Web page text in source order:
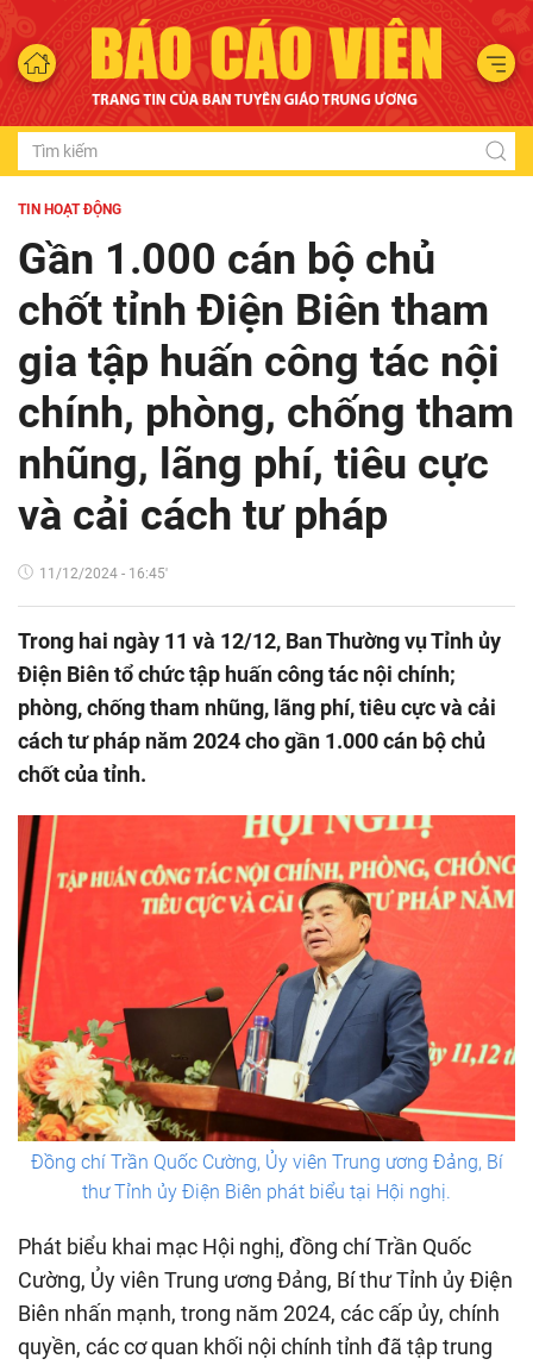
TIN HOẠT ĐỘNG
Gần 1.000 cán bộ chủ
chốt tỉnh Điện Biên tham
gia tập huấn công tác nội
chính, phòng, chống tham
nhũng, lãng phí, tiêu cực
và cải cách tư pháp
11/12/2024 - 16:45'
Trong hai ngày 11 và 12/12, Ban Thường vụ Tỉnh ủy
Điện Biên tổ chức tập huấn công tác nội chính;
phòng, chống tham nhũng, lãng phí, tiêu cực và cải
cách tư pháp năm 2024 cho gần 1.000 cán bộ chủ
chốt của tỉnh.
Đồng chí Trần Quốc Cường, Ủy viên Trung ương Đảng, Bí
thư Tỉnh ủy Điện Biên phát biểu tại Hội nghị.
Phát biểu khai mạc Hội nghị, đồng chí Trần Quốc
Cường, Ủy viên Trung ương Đảng, Bí thư Tỉnh ủy Điện
Biên nhấn mạnh, trong năm 2024, các cấp ủy, chính
quyền, các cơ quan khối nội chính tỉnh đã tập trung